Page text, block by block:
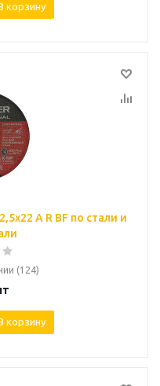
корзину
A R BF по стали и
(124)
корзину